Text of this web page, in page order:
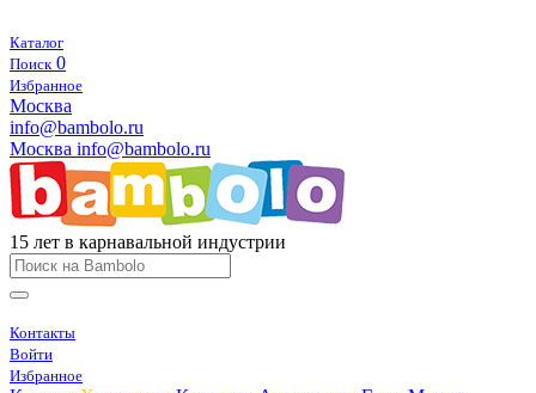
Каталог
Поиск 0
Избранное
Москва
info@bambolo.ru
Москва info@bambolo.ru
15 лет в карнавальной индустрии
Контакты
Войти
Избранное